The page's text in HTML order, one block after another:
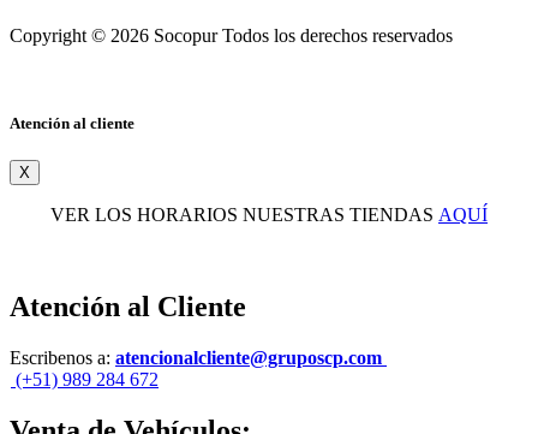
Copyright © 2026 Socopur Todos los derechos reservados
Atención al cliente
X
VER LOS HORARIOS NUESTRAS TIENDAS AQUÍ
Atención al Cliente
Escribenos a: atencionalcliente@gruposcp.com
(+51) 989 284 672